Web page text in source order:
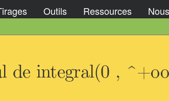
Outils Ressources
de integral(0 ,